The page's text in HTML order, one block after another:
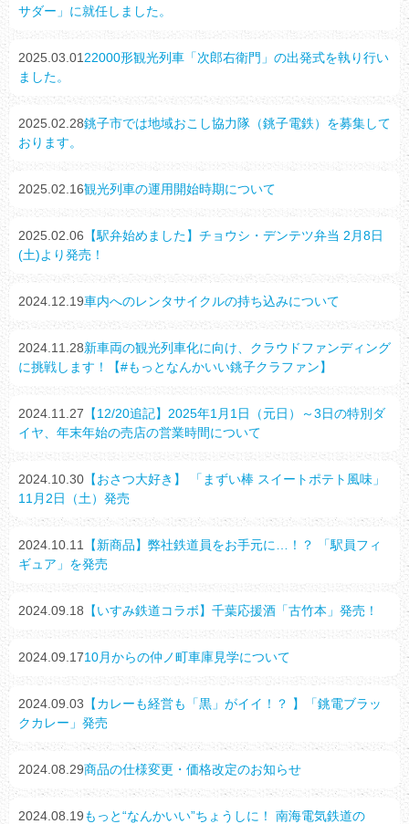
サダー」に就任しました。
2025.03.01 22000形観光列車「次郎右衛門」の出発式を執り行い
ました。
2025.02.28銚子市では地域おこし協力隊（銚子電鉄）を募集して
おります。
2025.02.16観光列車の運用開始時期について
2025.02.06 【駅弁始めました】チョウシ・デンテツ弁当 2月8日
(土)より発売！
2024.12.19車内へのレンタサイクルの持ち込みについて
2024.11.28新車両の観光列車化に向け、クラウドファンディング
に挑戦します！【#もっとなんかいい銚子クラファン】
2024.11.27 【12/20追記】2025年1月1日（元日）～3日の特別ダ
イヤ、年末年始の売店の営業時間について
2024.10.30 【おさつ大好き】 「まずい棒 スイートポテト風味」
11月2日（土）発売
2024.10.11
【新商品】弊社鉄道員をお手元に…！？ 「駅員フィ
ギュア」を発売
2024.09.18 【いすみ鉄道コラボ】千葉応援酒「古竹本」発売！
2024.09.1710月からの仲ノ町車庫見学について
2024.09.03 【カレーも経営も「黒」がイイ！？ 】「銚電ブラッ
クカレー」発売
2024.08.29商品の仕様変更・価格改定のお知らせ
2024.08.19もっと“なんかいい”ちょうしに！ 南海電気鉄道の